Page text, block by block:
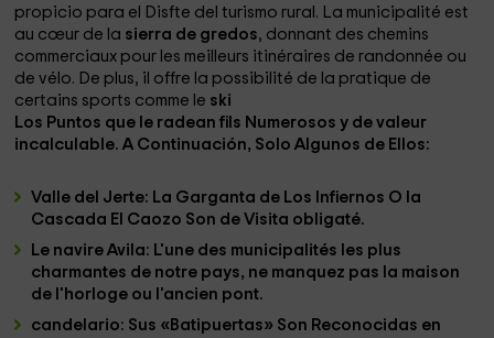
propicio para el Disfte del turismo rural. La municipalité est
au cœur de la sierra de gredos, donnant des chemins
commerciaux pour les meilleurs itinéraires de randonnée ou
de vélo. De plus, il offre la possibilité de la pratique de
certains sports comme le ski
Los Puntos que le radean fils Numerosos y de valeur
incalculable. A Continuación, Solo Algunos de Ellos:
Valle del Jerte: La Garganta de Los Infiernos O la
Cascada El Caozo Son de Visita obligaté.
Le navire Avila: L'une des municipalités les plus
charmantes de notre pays, ne manquez pas la maison
de l'horloge ou l'ancien pont.
candelario: Sus «Batipuertas» Son Reconocidas en